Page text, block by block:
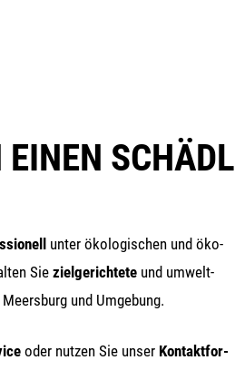
EINEN
unter öko­lo­gi­schen und öko­
Sie ziel­ge­rich­te­teund umwelt­
Meers­burg und Umgebung.
oder nut­zen Sie unser Kon­takt­for­